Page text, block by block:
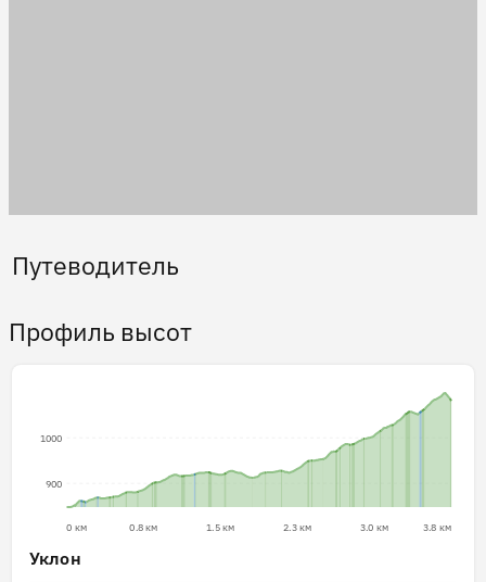
Путеводитель
Профиль высот
900
1000
0 км 0.8 км 1.5 км 2.3 км 3.0 км 3.8 км
Уклон